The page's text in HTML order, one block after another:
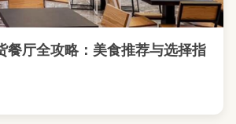
餐厅全攻略：美食推荐与选择指